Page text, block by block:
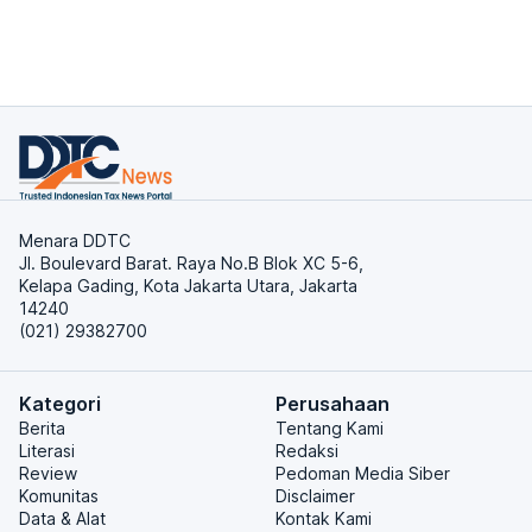
Menara DDTC
Jl. Boulevard Barat. Raya No.B Blok XC 5-6,
Kelapa Gading, Kota Jakarta Utara, Jakarta
14240
(021) 29382700
Kategori
Berita
Literasi
Review
Komunitas
Data & Alat
Perusahaan
Tentang Kami
Redaksi
Pedoman Media Siber
Disclaimer
Kontak Kami